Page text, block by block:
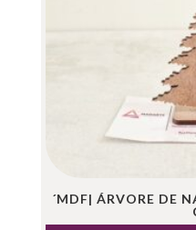
´MDF| ÁRVORE DE